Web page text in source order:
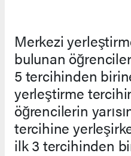
Merkezi
bulunan
5 tercihinden
yerleştirme
öğrencilerin
tercihine
ilk 3 tercihinden